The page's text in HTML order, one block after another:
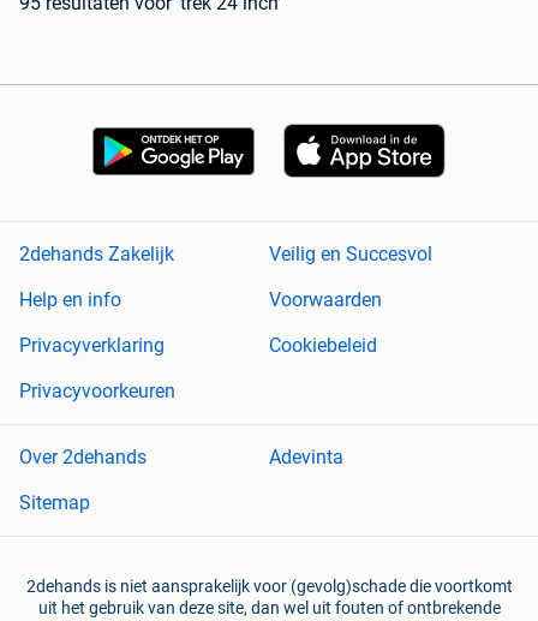
2dehands Zakelijk
Veilig en Succesvol
Help en info
Voorwaarden
Privacyverklaring
Cookiebeleid
Privacyvoorkeuren
Over 2dehands
Adevinta
Sitemap
2dehands is niet aansprakelijk voor (gevolg)schade die voortkomt
uit het gebruik van deze site, dan wel uit fouten of ontbrekende